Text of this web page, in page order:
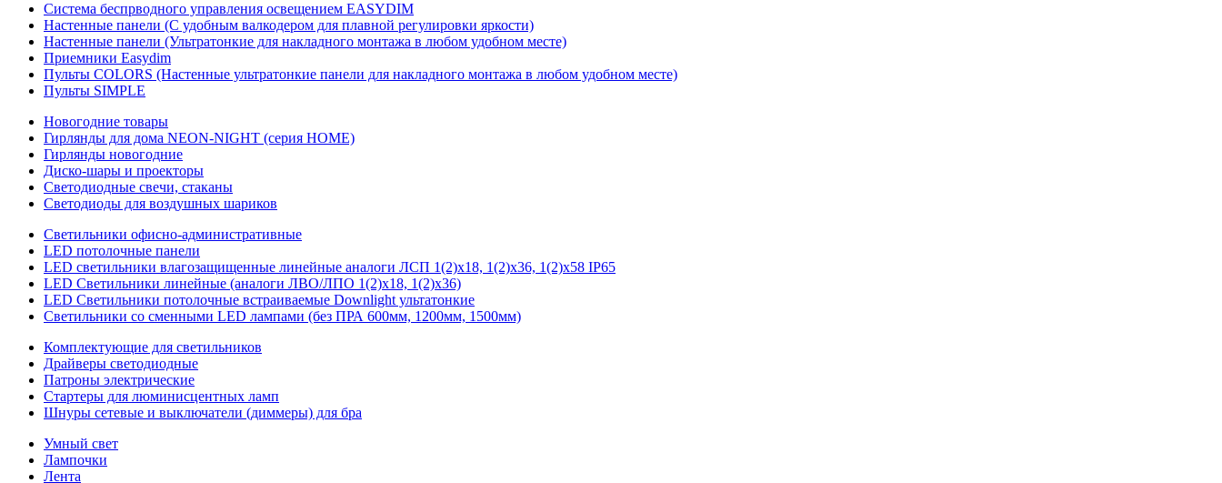
Система беспрводного управления освещением EASYDIM
Настенные панели (С удобным валкодером для плавной регулировки яркости)
Настенные панели (Ультратонкие для накладного монтажа в любом удобном месте)
Приемники Easydim
Пульты COLORS (Настенные ультратонкие панели для накладного монтажа в любом удобном месте)
Пульты SIMPLE
Новогодние товары
Гирлянды для дома NEON-NIGHT (серия HOME)
Гирлянды новогодние
Диско-шары и проекторы
Светодиодные свечи, стаканы
Светодиоды для воздушных шариков
Светильники офисно-административные
LED потолочные панели
LED светильники влагозащищенные линейные аналоги ЛСП 1(2)х18, 1(2)х36, 1(2)х58 IP65
LED Светильники линейные (аналоги ЛВО/ЛПО 1(2)х18, 1(2)х36)
LED Светильники потолочные встраиваемые Downlight ультатонкие
Светильники со сменными LED лампами (без ПРА 600мм, 1200мм, 1500мм)
Комплектующие для светильников
Драйверы светодиодные
Патроны электрические
Стартеры для люминисцентных ламп
Шнуры сетевые и выключатели (диммеры) для бра
Умный свет
Лампочки
Лента